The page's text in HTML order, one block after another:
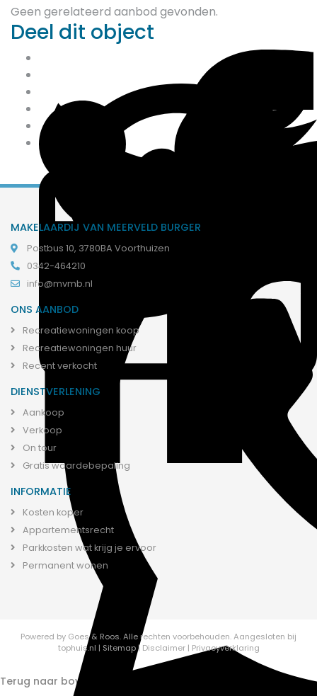
Geen gerelateerd aanbod gevonden.
Deel dit object
MAKELAARDIJ VAN MEERVELD BURGER
Postbus 10, 3780BA Voorthuizen
0342-464210
info@mvmb.nl
ONS AANBOD
Recreatiewoningen koop
Recreatiewoningen huur
Recent verkocht
DIENSTVERLENING
Aankoop
Verkoop
On tour
Gratis waardebepaling
INFORMATIE
Kosten koper
Appartementsrecht
Parkkosten wat krijg je ervoor
Permanent wonen
Powered by Goes & Roos.Alle rechten voorbehouden.Aangesloten bij
tophuis.nl | Sitemap | Disclaimer | Privacyverklaring